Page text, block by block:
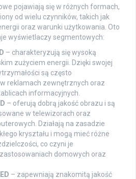
pojawiają się w różnych formach,
od wielu czynników, takich jak
oraz warunki użytkowania. Oto
wyświetlaczy segmentowych:
– charakteryzują się wysoką
zużyciem energii. Dzięki swojej
są często
reklamach zewnętrznych oraz
informacyjnych.
– oferują dobrą jakość obrazu i są
w telewizorach oraz
Działają na zasadzie
kryształu i mogą mieć różne
co czyni je
domowych oraz
– zapewniają znakomitą jakość